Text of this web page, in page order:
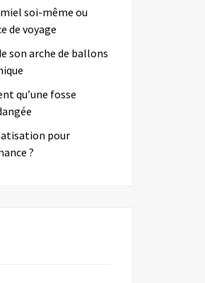
soi-même ou
de voyage
son arche de ballons
qu’une fosse
pour
?